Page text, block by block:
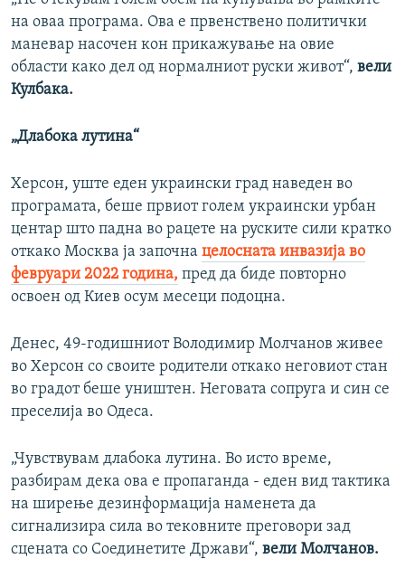
на оваа програма. Ова е првенствено политички
маневар насочен кон прикажување на овие
области како дел од нормалниот руски живот“, вели
Кулбака.
„Длабока лутина“
Херсон, уште еден украински град наведен во
програмата, беше првиот голем украински урбан
центар што падна во рацете на руските сили кратко
откако Москва ја започна целосната инвазија во
февруари 2022 година, пред да биде повторно
освоен од Киев осум месеци подоцна.
Денес, 49-годишниот Володимир Молчанов живее
во Херсон со своите родители откако неговиот стан
во градот беше уништен. Неговата сопруга и син се
преселија во Одеса.
„Чувствувам длабока лутина. Во исто време,
разбирам дека ова е пропаганда - еден вид тактика
на ширење дезинформација наменета да
сигнализира сила во тековните преговори зад
сцената со Соединетите Држави“, вели Молчанов.